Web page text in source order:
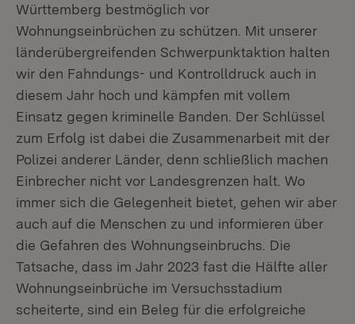
Württemberg bestmöglich vor
Wohnungseinbrüchen zu schützen. Mit unserer
länderübergreifenden Schwerpunktaktion halten
wir den Fahndungs- und Kontrolldruck auch in
diesem Jahr hoch und kämpfen mit vollem
Einsatz gegen kriminelle Banden. Der Schlüssel
zum Erfolg ist dabei die Zusammenarbeit mit der
Polizei anderer Länder, denn schließlich machen
Einbrecher nicht vor Landesgrenzen halt. Wo
immer sich die Gelegenheit bietet, gehen wir aber
auch auf die Menschen zu und informieren über
die Gefahren des Wohnungseinbruchs. Die
Tatsache, dass im Jahr 2023 fast die Hälfte aller
Wohnungseinbrüche im Versuchsstadium
scheiterte, sind ein Beleg für die erfolgreiche